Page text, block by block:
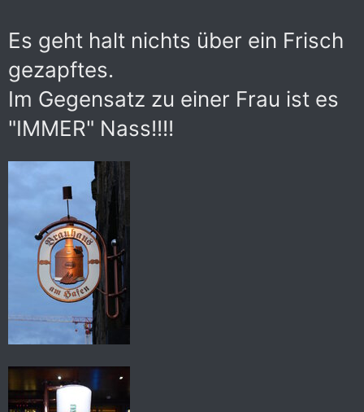
Es geht halt nichts über ein Frisch
gezapftes.
Im Gegensatz zu einer Frau ist es
"IMMER" Nass!!!!